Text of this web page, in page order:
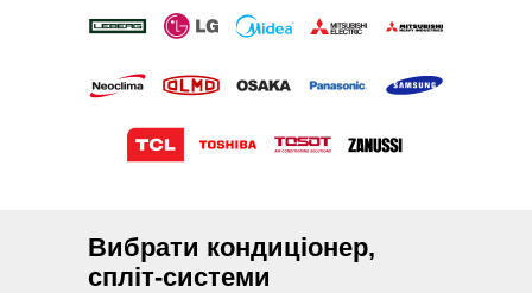
Вибрати кондиціонер,
спліт-системи